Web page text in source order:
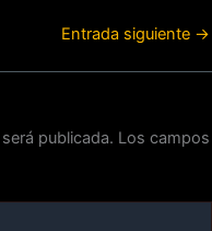
Entrada siguiente →
publicada. Los campos